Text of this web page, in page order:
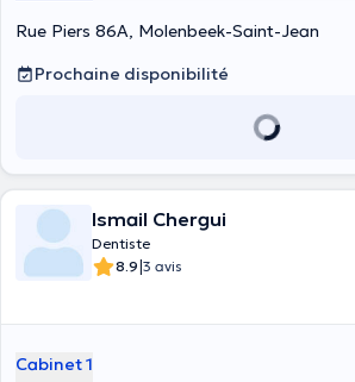
Rue Piers 86A, Molenbeek-Saint-Jean
Prochaine disponibilité
Ismail Chergui
Dentiste
8.9|3 avis
Cabinet 1